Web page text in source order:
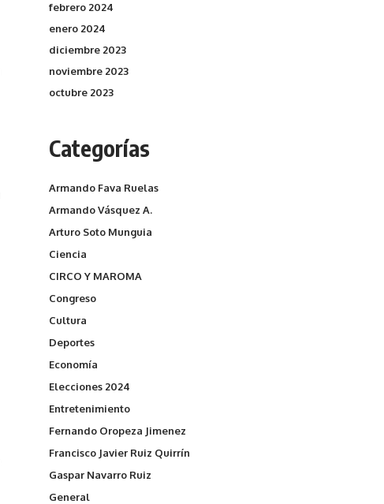
febrero 2024
enero 2024
diciembre 2023
noviembre 2023
octubre 2023
Categorías
Armando Fava Ruelas
Armando Vásquez A.
Arturo Soto Munguia
Ciencia
CIRCO Y MAROMA
Congreso
Cultura
Deportes
Economía
Elecciones 2024
Entretenimiento
Fernando Oropeza Jimenez
Francisco Javier Ruiz Quirrín
Gaspar Navarro Ruiz
General